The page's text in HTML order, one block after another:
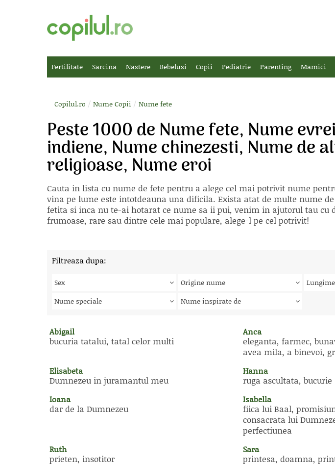
Fertilitate Sarcina Nastere Bebelusi Copii Pediatrie Parenting Mamici
Copilul.ro / Nume Copii / Nume fete
Peste 1000 de Nume fete, Nume
indiene, Nume chinezesti, Nume de
religioase, Nume eroi
Cauta in lista cu nume de fete pentru a alege cel mai potrivit nume
vina pe lume este intotdeauna una dificila. Exista atat de multe nume
fetita si inca nu te-ai hotarat ce nume sa ii pui, venim in ajutorul tau cu
frumoase, rare sau dintre cele mai populare, alege-l pe cel potrivit!
Filtreaza dupa:
Sex Origine nume
Nume speciale
Nume inspirate de
Abigail
bucuria tatalui, tatal celor multi
Anca
eleganta, farmec,
avea mila, a binevoi,
Elisabeta
Dumnezeu in juramantul meu
Hanna
ruga ascultata, bucurie
Ioana
dar de la Dumnezeu
Isabella
fiica lui Baal,
consacrata lui
perfectiunea
Ruth
prieten, insotitor
Sara
printesa, doamna,